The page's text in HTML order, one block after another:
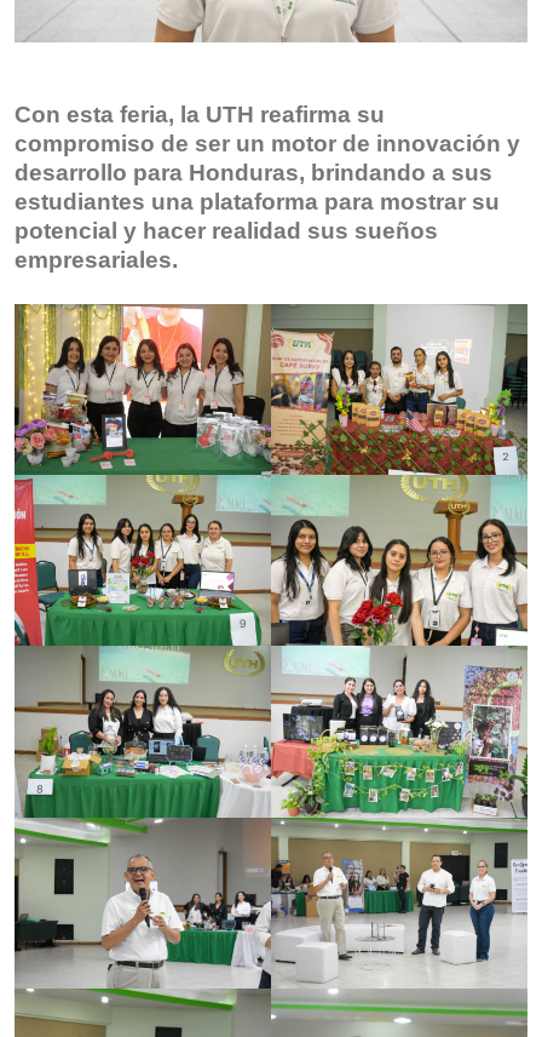
Con esta feria, la UTH reafirma su
compromiso de ser un motor de innovación y
desarrollo para Honduras, brindando a sus
estudiantes una plataforma para mostrar su
potencial y hacer realidad sus sueños
empresariales.